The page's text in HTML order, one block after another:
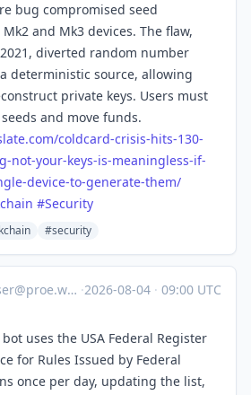
bug compromised seed
and Mk3 devices. The flaw,
diverted random number
deterministic source, allowing
private keys. Users must
and move funds.
coldcard-crisis-hits-130-
not-your-keys-is-meaningless-if-
device-to-generate-them/
#Security
#security
·2026-08-04 · 09:00 UTC
uses the USA Federal Register
for Rules Issued by Federal
once per day, updating the list,